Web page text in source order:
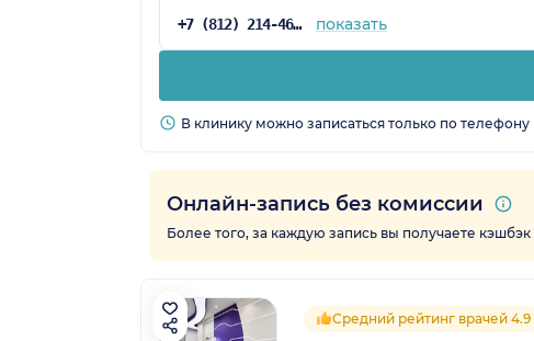
+7 (812) 214-46-41 показать
В клинику можно записаться только по телефону
Онлайн-запись без комиссии
Более того, за каждую запись вы получаете кэшбэк
Средний рейтинг врачей 4.9